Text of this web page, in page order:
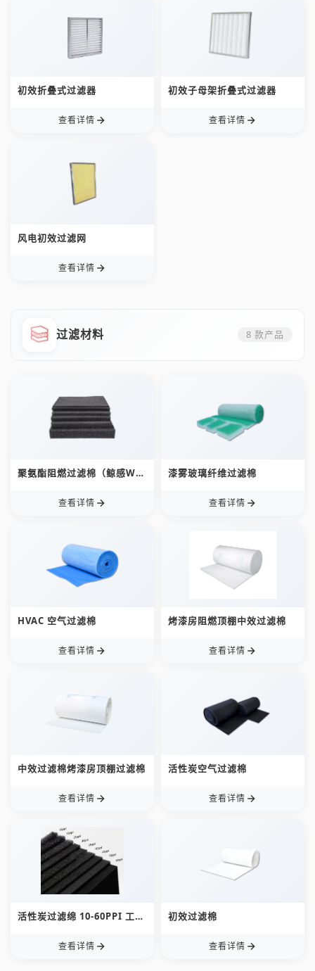
初效折叠式过滤器
查看详情
初效子母架折叠式过滤器
查看详情
风电初效过滤网
查看详情
过滤材料 8 款产品
聚氨酯阻燃过滤棉（鲸感WS-
查看详情
漆雾玻璃纤维过滤棉
查看详情
HVAC 空气过滤棉
查看详情
烤漆房阻燃顶棚中效过滤棉
查看详情
中效过滤棉烤漆房顶棚过滤棉
查看详情
活性炭空气过滤棉
查看详情
活性炭过滤绵 10-60PPI 工业
查看详情
初效过滤棉
查看详情